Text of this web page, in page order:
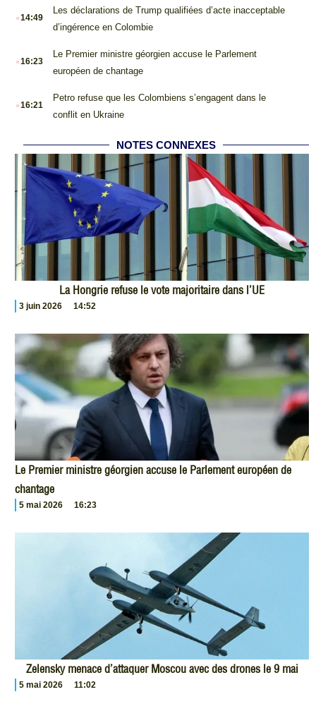
.14:49
Les déclarations de Trump qualifiées d’acte inacceptable
d’ingérence en Colombie
.16:23
Le Premier ministre géorgien accuse le Parlement
européen de chantage
.16:21
Petro refuse que les Colombiens s’engagent dans le
conflit en Ukraine
NOTES CONNEXES
La Hongrie refuse le vote majoritaire dans l’UE
3 juin 2026 14:52
Le Premier ministre géorgien accuse le Parlement européen de
chantage
5 mai 2026 16:23
Zelensky menace d’attaquer Moscou avec des drones le 9 mai
5 mai 2026 11:02